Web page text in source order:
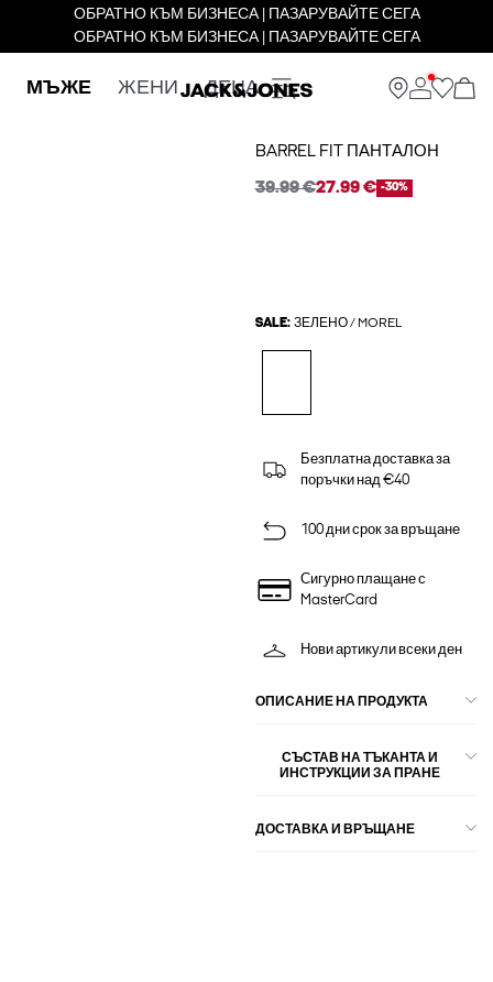
ОБРАТНО КЪМ БИЗНЕСА | ПАЗАРУВАЙТЕ СЕГА
ОБРАТНО КЪМ БИЗНЕСА | ПАЗАРУВАЙТЕ СЕГА
МЪЖЕ ЖЕНИ ДЕЦА
BARREL FIT ПАНТАЛОН
39.99 €27.99 € -30%
SALE: ЗЕЛЕНО / MOREL
Безплатна доставка за
поръчки над €40
100 дни срок за връщане
Сигурно плащане с
MasterCard
Нови артикули всеки ден
ОПИСАНИЕ НА ПРОДУКТА
СЪСТАВ НА ТЪКАНТА И
ИНСТРУКЦИИ ЗА ПРАНЕ
ДОСТАВКА И ВРЪЩАНЕ